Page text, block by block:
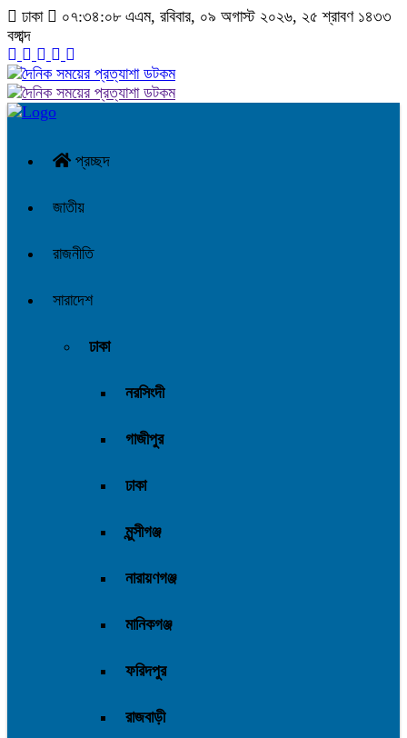
ঢাকা ০৭:৩৪:০৯ এএম, রবিবার, ০৯ অগাস্ট ২০২৬, ২৫ শ্রাবণ ১৪৩৩
বঙ্গাব্দ
প্রচ্ছদ
জাতীয়
রাজনীতি
সারাদেশ
ঢাকা
নরসিংদী
গাজীপুর
ঢাকা
মুন্সীগঞ্জ
নারায়ণগঞ্জ
মানিকগঞ্জ
ফরিদপুর
রাজবাড়ী